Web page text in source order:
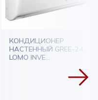
КОНДИЦИОНЕР
НАСТЕННЫЙ GREE-24:
LOMO INVE...